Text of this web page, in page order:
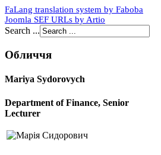
FaLang translation system by Faboba
Joomla SEF URLs by Artio
Search ...
Обличчя
Mariya Sydorovych
Department of Finance, Senior
Lecturer